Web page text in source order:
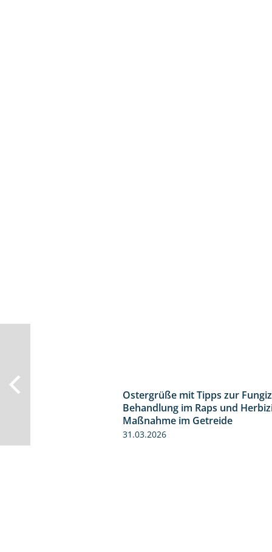
Ostergrüße mit Tipps zur
Behandlung im Raps und
Maßnahme im Getreide
31.03.2026